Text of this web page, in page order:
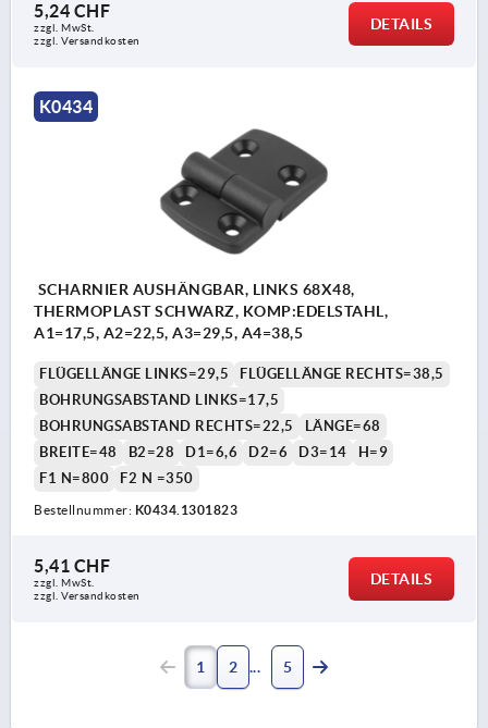
5,24 CHF
zzgl. MwSt.
zzgl. Versandkosten
DETAILS
K0434
SCHARNIER AUSHÄNGBAR, LINKS 68X48,
THERMOPLAST SCHWARZ, KOMP:EDELSTAHL,
A1=17,5, A2=22,5, A3=29,5, A4=38,5
FLÜGELLÄNGE LINKS=29,5
FLÜGELLÄNGE RECHTS=38,5
BOHRUNGSABSTAND LINKS=17,5
BOHRUNGSABSTAND RECHTS=22,5
LÄNGE=68
BREITE=48
B2=28 D1=6,6 D2=6 D3=14
H=9
F1 N=800
F2 N =350
Bestellnummer: K0434.1301823
5,41 CHF
zzgl. MwSt.
zzgl. Versandkosten
DETAILS
1 2 5